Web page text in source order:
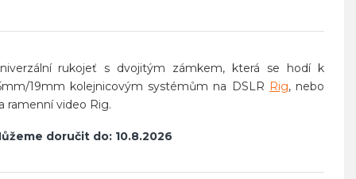
doručit do: 10.8.2026
rukojeť s dvojitým zámkem, která se hodí k
19mm kolejnicovým systémům na DSLR Rig, nebo
ramenní video Rig.